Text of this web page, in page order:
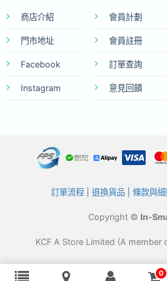
商店介紹
門市地址
Facebook
Instagram
會員計劃
會員註冊
訂單查詢
意見回饋
訂單流程| 退換貨品| 條款與細
Copyright © In-
KCF A Store Limited (A member
0